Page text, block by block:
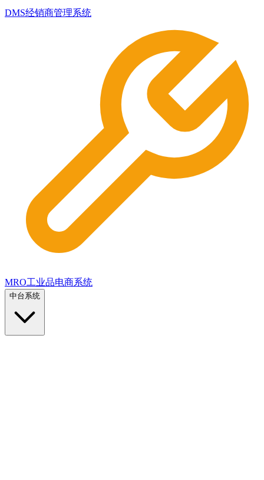
DMS经销商管理系统
MRO工业品电商系统
中台系统